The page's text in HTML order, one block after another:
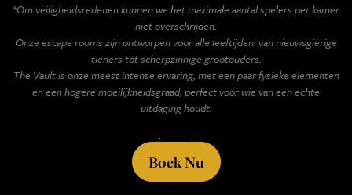
*Om veiligheidsredenen kunnen we het maximale aantal spelers per kamer
niet overschrijden.
Onze escape rooms zijn ontworpen voor alle leeftijden: van nieuwsgierige
tieners tot scherpzinnige grootouders.
The Vault is onze meest intense ervaring, met een paar fysieke elementen
en een hogere moeilijkheidsgraad, perfect voor wie van een echte
uitdaging houdt.
Boek Nu